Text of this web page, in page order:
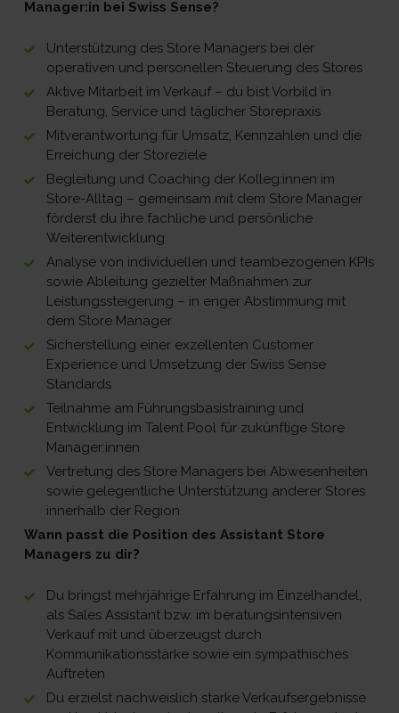
Manager:in bei Swiss Sense?
Unterstützung des Store Managers bei der
operativen und personellen Steuerung des Stores
Aktive Mitarbeit im Verkauf – du bist Vorbild in
Beratung, Service und täglicher Storepraxis
Mitverantwortung für Umsatz, Kennzahlen und die
Erreichung der Storeziele
Begleitung und Coaching der Kolleg:innen im
Store-Alltag – gemeinsam mit dem Store Manager
förderst du ihre fachliche und persönliche
Weiterentwicklung
Analyse von individuellen und teambezogenen KPIs
sowie Ableitung gezielter Maßnahmen zur
Leistungssteigerung – in enger Abstimmung mit
dem Store Manager
Sicherstellung einer exzellenten Customer
Experience und Umsetzung der Swiss Sense
Standards
Teilnahme am Führungsbasistraining und
Entwicklung im Talent Pool für zukünftige Store
Manager:innen
Vertretung des Store Managers bei Abwesenheiten
sowie gelegentliche Unterstützung anderer Stores
innerhalb der Region
Wann passt die Position des Assistant Store
Managers zu dir?
Du bringst mehrjährige Erfahrung im Einzelhandel,
als Sales Assistant bzw. im beratungsintensiven
Verkauf mit und überzeugst durch
Kommunikationsstärke sowie ein sympathisches
Auftreten
Du erzielst nachweislich starke Verkaufsergebnisse